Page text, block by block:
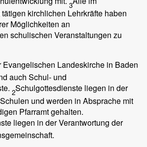
3
kirchlichen Lehrkräfte haben
Möglichkeiten an
schulischen Veranstaltungen zu
Evangelischen Landeskirche in Baden
auch Schul- und
2Schulgottesdienste liegen in der
und werden in Absprache mit
Pfarramt gehalten.
liegen in der Verantwortung der